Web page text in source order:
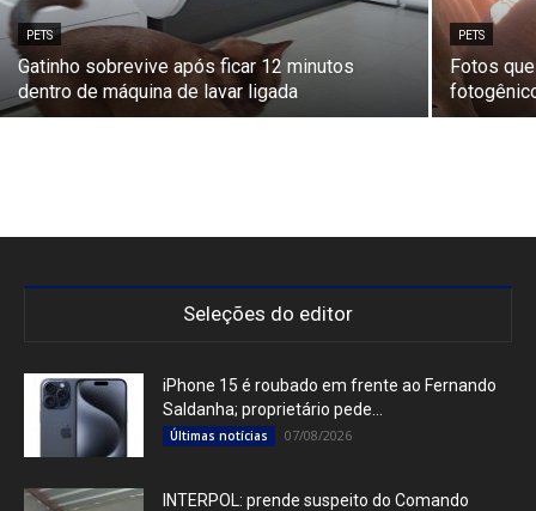
PETS
Gatinho sobrevive após ficar 12 minutos
dentro de máquina de lavar ligada
PETS
Fotos
Seleções do editor
iPhone 15 é roubado em frente ao Fernando
Saldanha; proprietário pede...
Últimas notícias 07/08/2026
INTERPOL: prende suspeito do Comando